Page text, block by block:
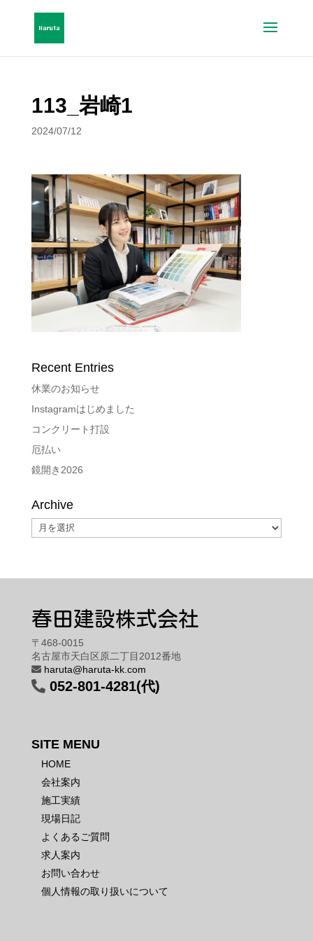
113_岩崎1
2024/07/12
Recent Entries
休業のお知らせ
Instagramはじめました
コンクリート打設
厄払い
鏡開き2026
Archive
Archive
春田建設株式会社
〒468-0015
名古屋市天白区原二丁目2012番地
haruta@haruta-kk.com
052-801-4281(代)
SITE MENU
HOME
会社案内
施工実績
現場日記
よくあるご質問
求人案内
お問い合わせ
個人情報の取り扱いについて